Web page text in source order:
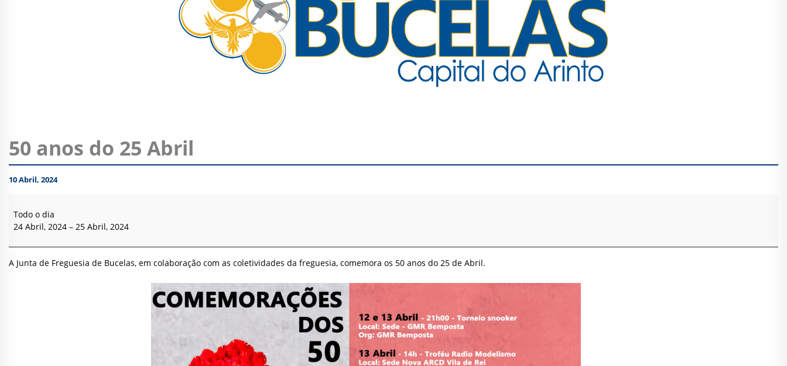
50 anos do 25 Abril
10 Abril, 2024
anos
do
Abril
Todo o dia
24 Abril, 2024 – 25 Abril, 2024
A Junta de Freguesia de Bucelas, em colaboração com as coletividades da freguesia, comemora os 50 anos do 25 de Abril.